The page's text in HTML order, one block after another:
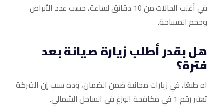
في أغلب الحالات من 10 دقائق لساعة، حسب عدد الأبراص
وحجم المساحة.
هل بقدر أطلب زيارة صيانة بعد
فترة؟
آه طبعًا، في زيارات مجانية ضمن الضمان، وده سبب إن الشركة
تعتبر رقم 1 في مكافحة الوزغ في الساحل الشمالي.